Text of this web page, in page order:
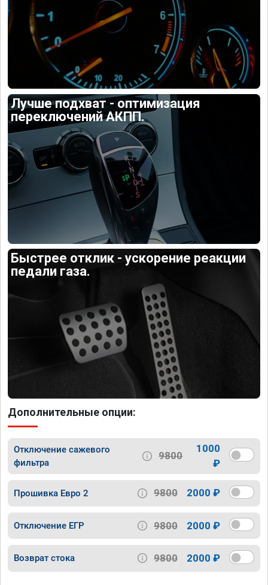
Лучше подхват - оптимизация
переключений АКПП.
Быстрее отклик - ускорение реакции
педали газа.
Дополнительные опции:
Отключение сажевого
фильтра
9800
1000
₽
Прошивка Евро 2 9800 2000 ₽
Отключение ЕГР 9800 2000 ₽
Возврат стока 9800 2000 ₽